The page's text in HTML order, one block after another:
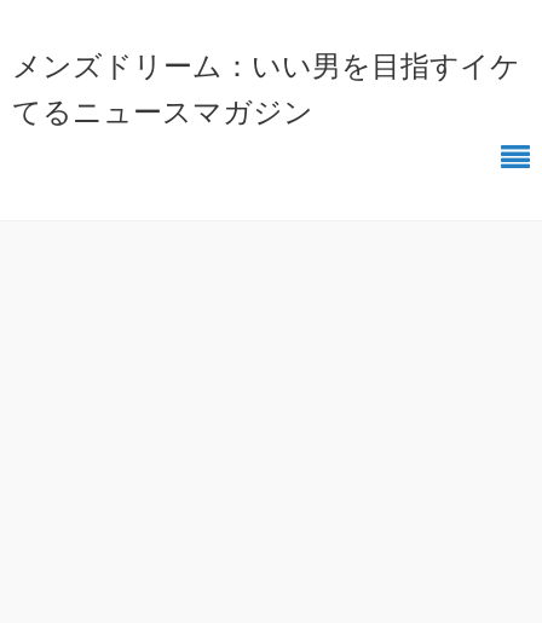
メンズドリーム：いい男を目指すイケ
てるニュースマガジン